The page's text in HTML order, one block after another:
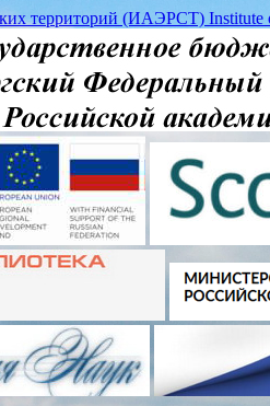
территорий (ИАЭРСТ)